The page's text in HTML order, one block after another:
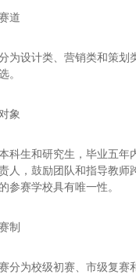
道
为设计类、营销类和策划
。
象
科生和研究生，毕业五年
人，鼓励团队和指导教
参赛学校具有唯一性。
制
赛分为校级初赛、市级复